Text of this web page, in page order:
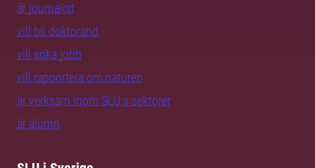
är journalist
vill bli doktorand
vill söka jobb
vill rapportera om naturen
är verksam inom SLU:s sektorer
är alumn